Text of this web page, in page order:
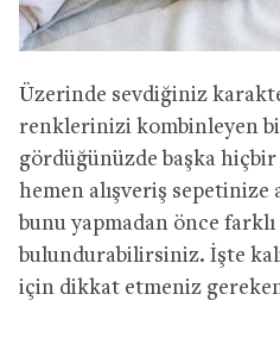
Üzerinde sevdiğiniz
renklerinizi kombinleyen
gördüğünüzde başka
hemen alışveriş sepetinize
bunu yapmadan önce
bulundurabilirsiniz. İşte
için dikkat etmeniz